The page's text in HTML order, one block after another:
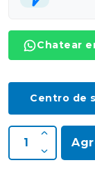
Chatear
Centro de